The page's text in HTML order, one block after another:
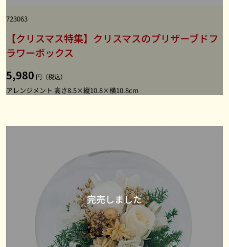
723063
【クリスマス特集】クリスマスのプリザーブドフ
ラワーボックス
5,980 円（税込）
アレンジメント 高さ8.5×縦10.8×横10.8cm